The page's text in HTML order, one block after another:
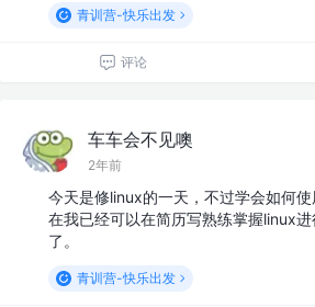
青训营-快乐出发
评论
车车会不见噢
2年前
今天是修linux的一天，不过学会如何
在我已经可以在简历写熟练掌握linux
了。
青训营-快乐出发